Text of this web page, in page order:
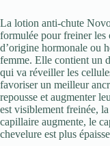
La lotion anti-chute
formulée pour freiner les
d’origine hormonale ou
femme. Elle contient un
qui va réveiller les
favoriser un meilleur
repousse et augmenter
est visiblement freinée,
capillaire augmente, le
chevelure est plus